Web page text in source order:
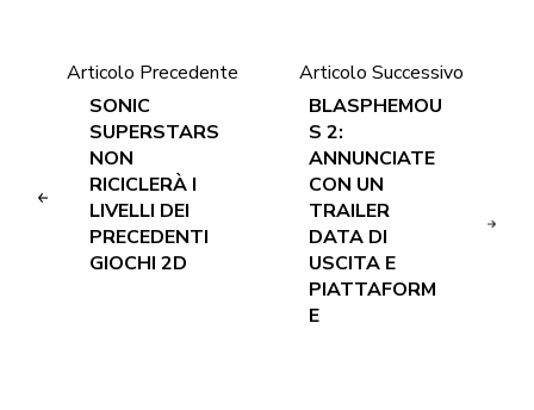
Articolo Precedente
SONIC
SUPERSTARS
NON
RICICLERÀ I
LIVELLI DEI
PRECEDENTI
GIOCHI 2D
Articolo Successivo
BLASPHEMOU
S 2:
ANNUNCIATE
CON UN
TRAILER
DATA DI
USCITA E
PIATTAFORM
E